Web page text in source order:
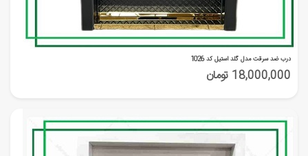
درب ضد سرقت مدل گلد استیل کد 1026
18,000,000 تومان